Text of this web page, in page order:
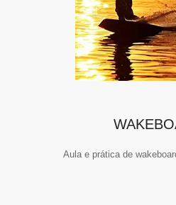
Aula e prática de